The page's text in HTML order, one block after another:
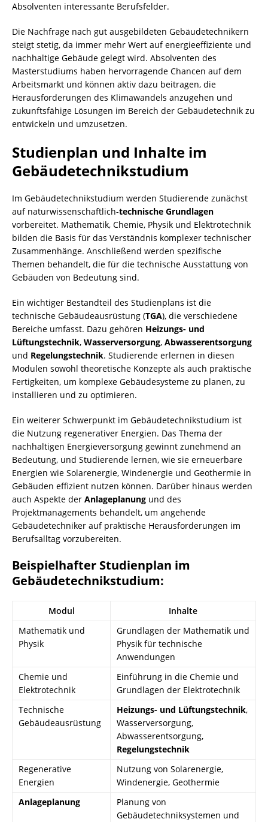
Absolventen interessante Berufsfelder.
Die Nachfrage nach gut ausgebildeten Gebäudetechnikern
steigt stetig, da immer mehr Wert auf energieeffiziente und
nachhaltige Gebäude gelegt wird. Absolventen des
Masterstudiums haben hervorragende Chancen auf dem
Arbeitsmarkt und können aktiv dazu beitragen, die
Herausforderungen des Klimawandels anzugehen und
zukunftsfähige Lösungen im Bereich der Gebäudetechnik zu
entwickeln und umzusetzen.
Studienplan und Inhalte im
Gebäudetechnikstudium
Im Gebäudetechnikstudium werden Studierende zunächst
auf naturwissenschaftlich-technische Grundlagen
vorbereitet. Mathematik, Chemie, Physik und Elektrotechnik
bilden die Basis für das Verständnis komplexer technischer
Zusammenhänge. Anschließend werden spezifische
Themen behandelt, die für die technische Ausstattung von
Gebäuden von Bedeutung sind.
Ein wichtiger Bestandteil des Studienplans ist die
technische Gebäudeausrüstung (TGA), die verschiedene
Bereiche umfasst. Dazu gehören Heizungs- und
Lüftungstechnik, Wasserversorgung, Abwasserentsorgung
und Regelungstechnik. Studierende erlernen in diesen
Modulen sowohl theoretische Konzepte als auch praktische
Fertigkeiten, um komplexe Gebäudesysteme zu planen, zu
installieren und zu optimieren.
Ein weiterer Schwerpunkt im Gebäudetechnikstudium ist
die Nutzung regenerativer Energien. Das Thema der
nachhaltigen Energieversorgung gewinnt zunehmend an
Bedeutung, und Studierende lernen, wie sie erneuerbare
Energien wie Solarenergie, Windenergie und Geothermie in
Gebäuden effizient nutzen können. Darüber hinaus werden
auch Aspekte der Anlageplanung und des
Projektmanagements behandelt, um angehende
Gebäudetechniker auf praktische Herausforderungen im
Berufsalltag vorzubereiten.
Beispielhafter Studienplan im
Gebäudetechnikstudium:
Modul
Inhalte
Mathematik und
Physik
Grundlagen der Mathematik und
Physik für technische
Anwendungen
Chemie und
Elektrotechnik
Einführung in die Chemie und
Grundlagen der Elektrotechnik
Technische
Gebäudeausrüstung
Heizungs- und Lüftungstechnik,
Wasserversorgung,
Abwasserentsorgung,
Regelungstechnik
Regenerative
Energien
Nutzung von Solarenergie,
Windenergie, Geothermie
Anlageplanung
Planung von
Gebäudetechniksystemen und